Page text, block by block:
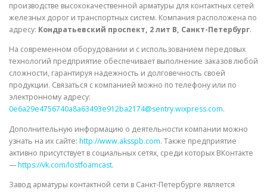
производстве высококачественной арматуры для контактных сетей
железных дорог и транспортных систем. Компания расположена по
адресу: Кондратьевский проспект, 2 лит В, Санкт-Петербург.
На современном оборудовании и с использованием передовых
технологий предприятие обеспечивает выполнение заказов любой
сложности, гарантируя надежность и долговечность своей
продукции. Связаться с компанией можно по телефону или по
электронному адресу:
0e6a29e4756740a8a63493e912ba2174@sentry.wixpress.com.
Дополнительную информацию о деятельности компании можно
узнать на их сайте: http://www.aksspb.com. Также предприятие
активно присутствует в социальных сетях, среди которых ВКонтакте
—https://vk.com/lostfoamcast.
Завод арматуры контактной сети в Санкт-Петербурге является